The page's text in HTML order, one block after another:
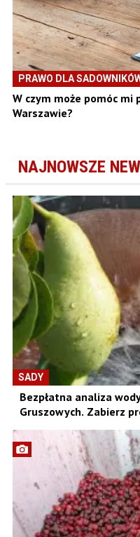
PRAWO DLA
W czym może pomóc mi
Warszawie?
NAJNOWSZE
SADY
Bezpłatna analiza
Gruszowych. Zabierz